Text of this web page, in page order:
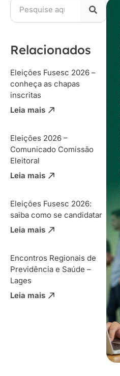
Relacionados
Eleições Fusesc 2026 –
conheça as chapas
inscritas
Leia mais
Eleições 2026 –
Comunicado Comissão
Eleitoral
Leia mais
Eleições Fusesc 2026:
saiba como se candidatar
Leia mais
Encontros Regionais de
Previdência e Saúde –
Lages
Leia mais